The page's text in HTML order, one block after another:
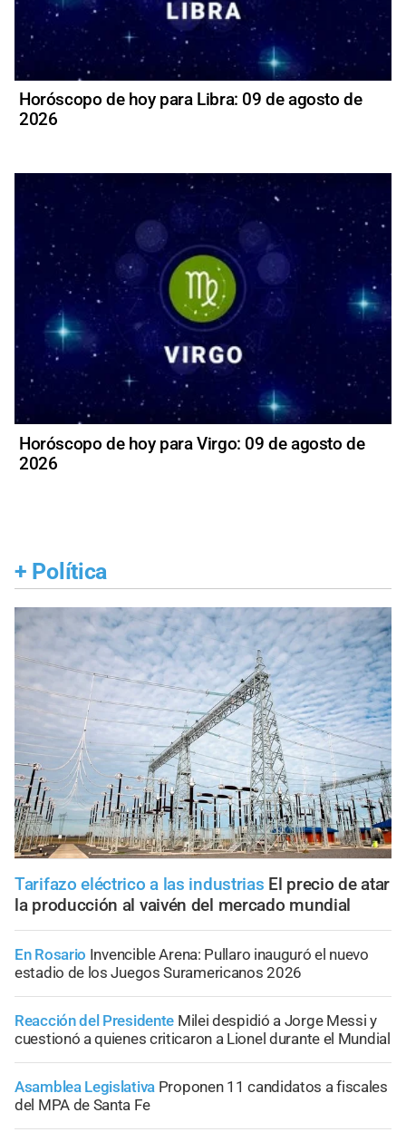
Horóscopo de hoy para Libra: 09 de agosto de
2026
Horóscopo de hoy para Virgo: 09 de agosto de
2026
+ Política
Tarifazo eléctrico a las industrias El precio de atar
la producción al vaivén del mercado mundial
En Rosario Invencible Arena: Pullaro inauguró el nuevo
estadio de los Juegos Suramericanos 2026
Reacción del Presidente Milei despidió a Jorge Messi y
cuestionó a quienes criticaron a Lionel durante el Mundial
Asamblea Legislativa Proponen 11 candidatos a fiscales
del MPA de Santa Fe